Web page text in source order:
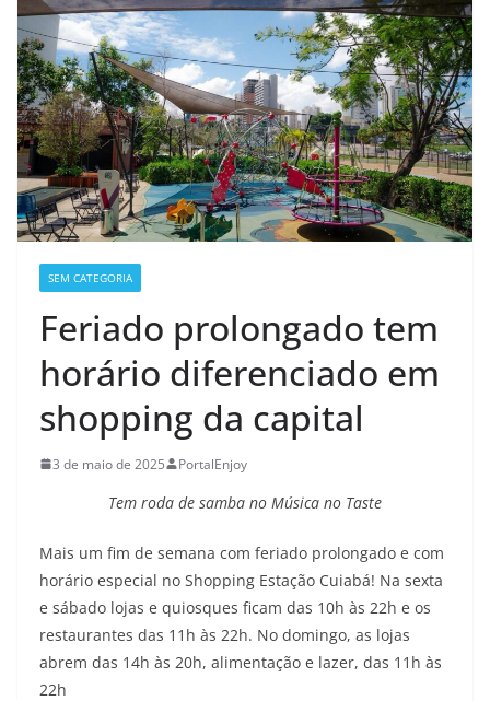
SEM CATEGORIA
Feriado prolongado tem
horário diferenciado em
shopping da capital
3 de maio de 2025 PortalEnjoy
Tem roda de samba no Música no Taste
Mais um fim de semana com feriado prolongado e com
horário especial no Shopping Estação Cuiabá! Na sexta
e sábado lojas e quiosques ficam das 10h às 22h e os
restaurantes das 11h às 22h. No domingo, as lojas
abrem das 14h às 20h, alimentação e lazer, das 11h às
22h